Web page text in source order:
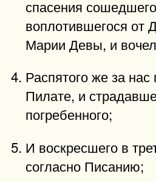
спасения
воплотившегося от
Марии Девы, и
Распятого же за
Пилате, и
погребенного;
И воскресшего в
согласно Писанию;